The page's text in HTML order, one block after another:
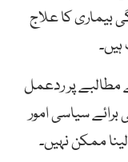
بیماری کا علاج
ہیں۔
پر ردعمل
سیاسی امور
ممکن نہیں۔